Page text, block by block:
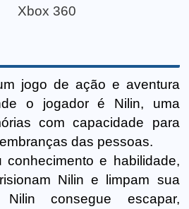
Xbox 360
jogo de ação e aventura
o jogador é Nilin, uma
com capacidade para
das pessoas.
e habilidade,
Nilin e limpam sua
Nilin consegue escapar,